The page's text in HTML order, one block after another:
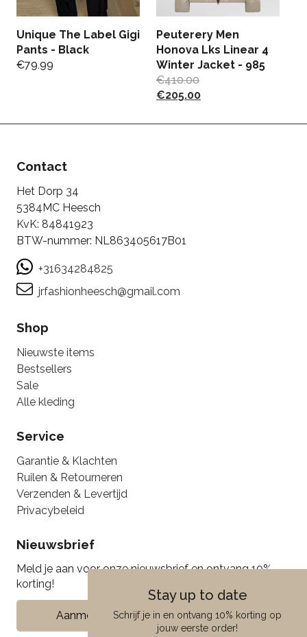
Unique The Label Gigi
Pants - Black
€79.99
Peuterery Men
Honova Lks Linear 4
Winter Jacket - 985
€410.00
€205.00
Stay up to date
Schrijf je in en ontvang 10% korting op
jouw eerste order!
Contact
Het Dorp 34
5384MC Heesch
KvK: 84841923
BTW-nummer: NL863405617B01
+31634284825
jrfashionheesch@gmail.com
Shop
Nieuwste items
Bestsellers
Sale
Alle kleding
Service
Garantie & Klachten
Ruilen & Retourneren
Verzenden & Levertijd
Privacybeleid
Nieuwsbrief
Meld je aan voor onze nieuwsbrief en ontvang 10%
korting!
Aanmelden